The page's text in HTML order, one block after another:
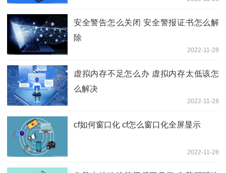
安全警告怎么关闭 安全警报证书怎么解
除
2022-11-28
虚拟内存不足怎么办 虚拟内存太低该怎
么解决
2022-11-28
cf如何窗口化 cf怎么窗口化全屏显示
2022-11-28